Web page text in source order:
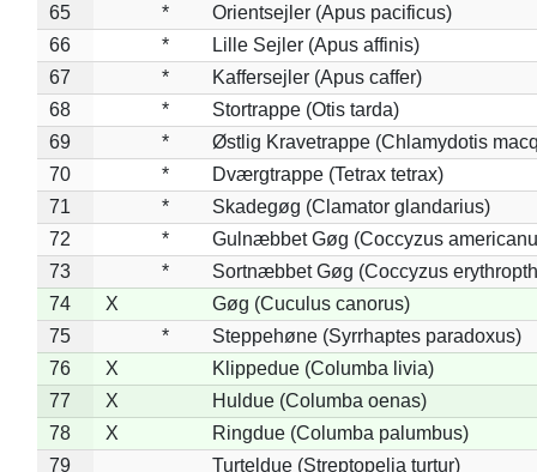
65
*
Orientsejler (Apus pacificus)
66
*
Lille Sejler (Apus affinis)
67
*
Kaffersejler (Apus caffer)
68
*
Stortrappe (Otis tarda)
69
*
Østlig Kravetrappe (Chlamydotis
70
*
Dværgtrappe (Tetrax tetrax)
71
*
Skadegøg (Clamator glandarius)
72
*
Gulnæbbet Gøg (Coccyzus
73
*
Sortnæbbet Gøg (Coccyzus
74
X
Gøg (Cuculus canorus)
75
*
Steppehøne (Syrrhaptes paradoxus)
76
X
Klippedue (Columba livia)
77
X
Huldue (Columba oenas)
78
X
Ringdue (Columba palumbus)
79
Turteldue (Streptopelia turtur)